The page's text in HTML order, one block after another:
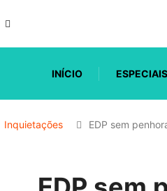
INÍCIO ESPECIAIS
Inquietações EDP sem